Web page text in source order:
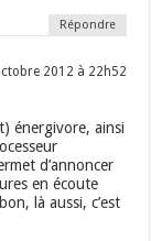
Répondre
2012 à 22h52
énergivore, ainsi
d’annoncer
en écoute
là aussi, c’est